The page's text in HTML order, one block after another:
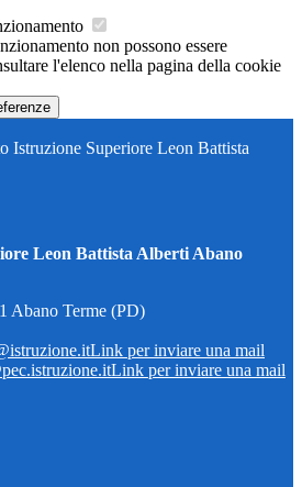
non possono essere
l'elenco nella pagina della cookie
Istruzione Superiore Leon Battista
Leon Battista Alberti Abano
Abano Terme (PD)
Link per inviare una mail
Link per inviare una mail